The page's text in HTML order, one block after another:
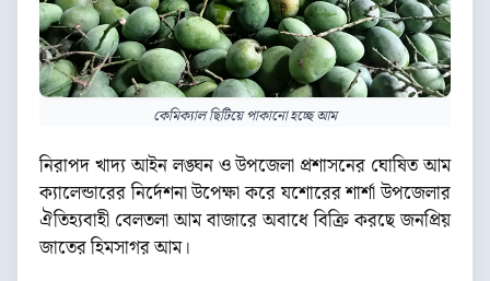
কেমিক্যাল ছিটিয়ে পাকানো হচ্ছে আম
নিরাপদ খাদ্য আইন লঙ্ঘন ও উপজেলা প্রশাসনের ঘোষিত আম
ক্যালেন্ডারের নির্দেশনা উপেক্ষা করে যশোরের শার্শা উপজেলার
ঐতিহ্যবাহী বেলতলা আম বাজারে অবাধে বিক্রি করছে জনপ্রিয়
জাতের হিমসাগর আম।